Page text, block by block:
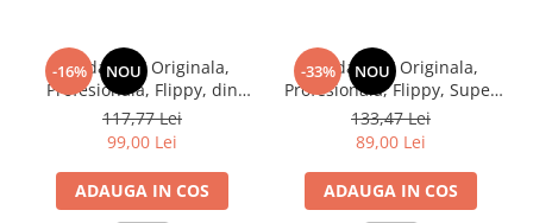
Stroboscoape
Torte de stadion
Vulcani electrici
Kendama Super Sticky
Kendama Super Sticky Big Cup V2
Kendama Zen V3 Cupe Mari
Petreceri Sportive
-16% NOU
Kendama X Originala,
Profesionala, Flippy, din
Lemn, Rubber Grip, 18 cm,
Albastru/Mov
117,77 Lei
99,00 Lei
ADAUGA IN COS
-33% NOU
Kendama X Originala,
Profesionala, Flippy, Super
Sticky din Lemn, 18 cm,
Gradient
Rosu/Galben/Albastru
133,47 Lei
89,00 Lei
ADAUGA IN COS